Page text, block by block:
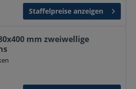
Staffelpreise anzeigen
mm zweiwellige